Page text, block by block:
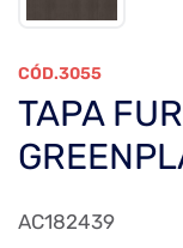
3055
TAPA
AC182439